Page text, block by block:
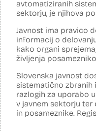
avtomatiziranih
sektorju, je njihova
Javnost ima pravico
informacij o
kako organi
življenja
Slovenska javnost
sistematično zbranih
razlogih za uporabo
v javnem sektorju ter
in posameznike.